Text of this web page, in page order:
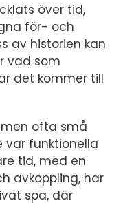
över tid,
för- och
av historien kan
vad som
det kommer till
ofta små
var funktionella
tid, med en
avkoppling, har
spa, där